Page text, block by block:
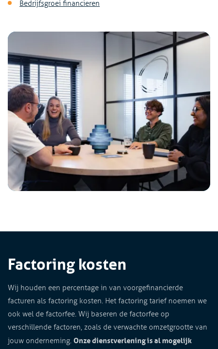
Bedrijfsgroei financieren
Factoring kosten
Wij houden een percentage in van voorgefinancierde
facturen als factoring kosten. Het factoring tarief noemen we
ook wel de factorfee. Wij baseren de factorfee op
verschillende factoren, zoals de verwachte omzetgrootte van
jouw onderneming. Onze dienstverlening is al mogelijk